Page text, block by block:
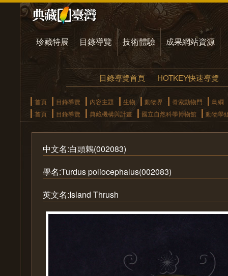
珍藏特展 目錄導覽 技術體驗 成果網站資源
目錄導覽首頁 HOTKEY快速導覽
首頁 目錄導覽 內容主題 生物 動物界 脊索動物門
鳥綱
首頁
目錄導覽 典藏機構與計畫 國立自然科學博物館 動物學
中文名:白頭鶇(002083)
學名:Turdus poliocephalus(002083)
英文名:Island Thrush